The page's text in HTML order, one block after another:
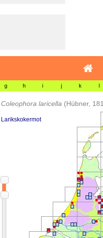
g h i j k l
Coleophora laricella (Hübner,
Larikskokermot